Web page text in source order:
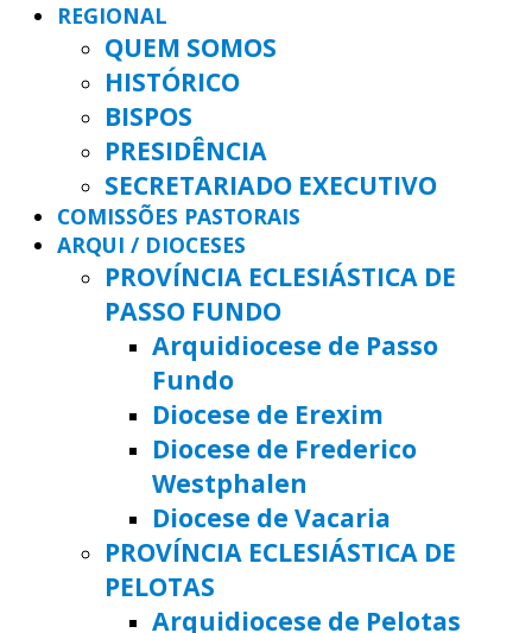
REGIONAL
QUEM SOMOS
HISTÓRICO
BISPOS
PRESIDÊNCIA
SECRETARIADO EXECUTIVO
COMISSÕES PASTORAIS
ARQUI / DIOCESES
PROVÍNCIA ECLESIÁSTICA DE
PASSO FUNDO
Arquidiocese de Passo
Fundo
Diocese de Erexim
Diocese de Frederico
Westphalen
Diocese de Vacaria
PROVÍNCIA ECLESIÁSTICA DE
PELOTAS
Arquidiocese de Pelotas